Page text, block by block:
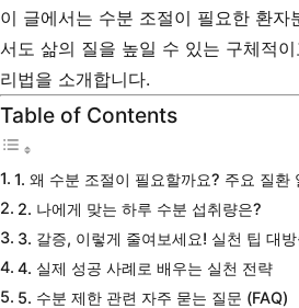
이 글에서는 수분 조절이 필요한 환자
서도 삶의 질을 높일 수 있는 구체적
리법을 소개합니다.
Table of Contents
1. 왜 수분 조절이 필요할까요? 주요 질환
2. 나에게 맞는 하루 수분 섭취량은?
3. 갈증, 이렇게 줄여보세요! 실천 팁 대방
4. 실제 성공 사례로 배우는 실천 전략
5. 수분 제한 관련 자주 묻는 질문 (FAQ)